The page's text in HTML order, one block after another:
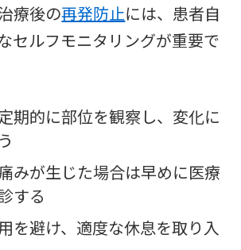
療後の再発防止には、患者自
セルフモニタリングが重要で
期的に部位を観察し、変化に
みが生じた場合は早めに医療
する
を避け、適度な休息を取り入